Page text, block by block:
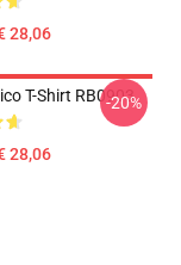
28,06
T-Shirt RB0903
28,06
-20%